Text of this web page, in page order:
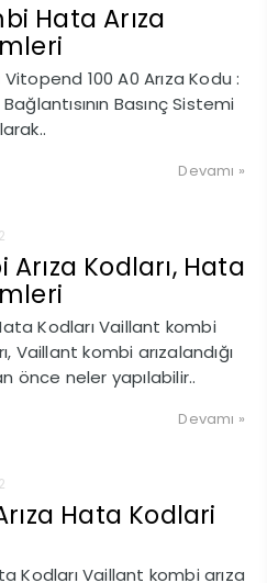
Hata Arıza
100 A0 Arıza Kodu :
Basınç Sistemi
Devamı »
Kodları, Hata
Kodları Vaillant kombi
Vaillant kombi arızalandığı
önce neler yapılabilir..
Devamı »
Hata Kodlari
Kodları Vaillant kombi arıza